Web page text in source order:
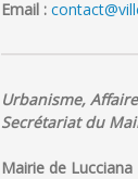
Email :
Urbanisme,
Secrétariat du
Mairie de Lucciana